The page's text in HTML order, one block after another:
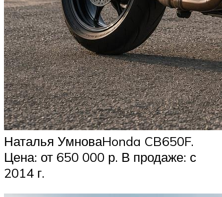
Наталья УмноваHonda CB650F.
Цена: от 650 000 р. В продаже: с
2014 г.